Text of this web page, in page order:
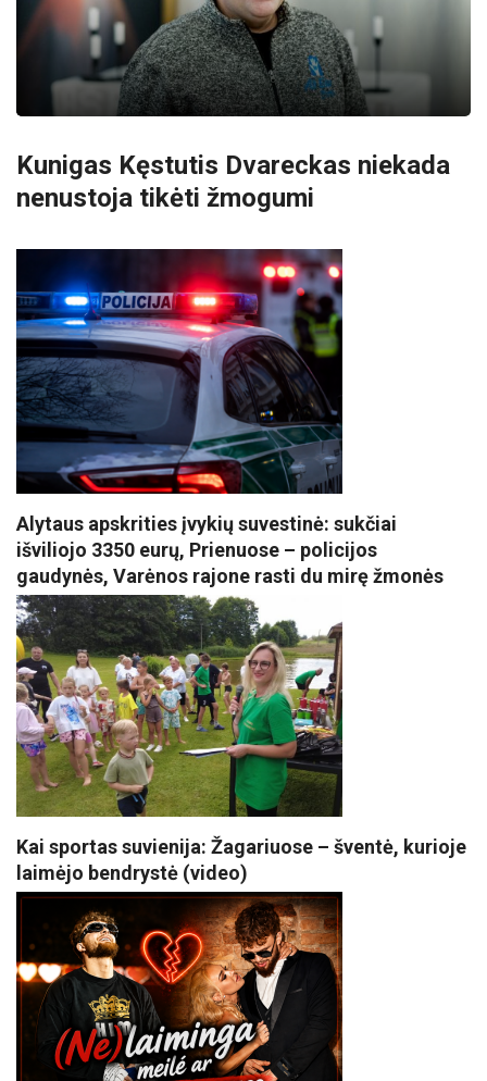
Kunigas Kęstutis Dvareckas niekada
nenustoja tikėti žmogumi
Alytaus apskrities įvykių suvestinė: sukčiai
išviliojo 3350 eurų, Prienuose – policijos
gaudynės, Varėnos rajone rasti du mirę žmonės
Kai sportas suvienija: Žagariuose – šventė, kurioje
laimėjo bendrystė (video)